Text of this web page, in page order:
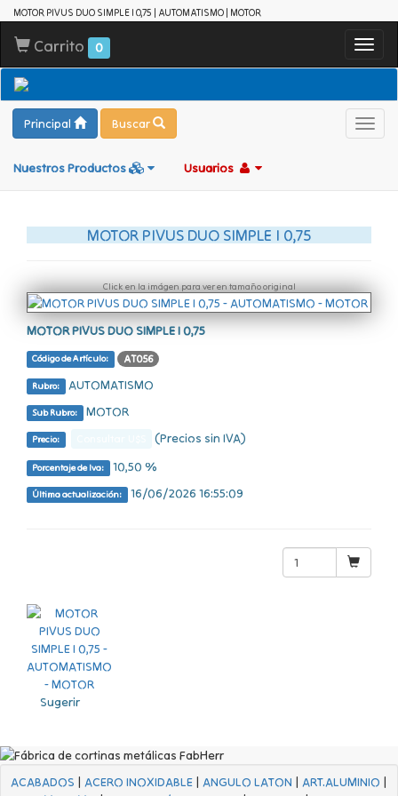
MOTOR PIVUS DUO SIMPLE I 0,75 | AUTOMATISMO | MOTOR
Carrito 0
Principal Buscar
Nuestros Productos Usuarios
MOTOR PIVUS DUO SIMPLE I 0,75
Click en la imágen para ver en tamaño original
MOTOR PIVUS DUO SIMPLE I 0,75
Código de Artículo: AT056
Rubro: AUTOMATISMO
Sub Rubro: MOTOR
Precio: (Precios sin IVA)
Porcentaje de Iva: 10,50 %
Última actualización: 16/06/2026 16:55:09
Sugerir
ACABADOS | ACERO INOXIDABLE | ANGULO LATON | ART.ALUMINIO |